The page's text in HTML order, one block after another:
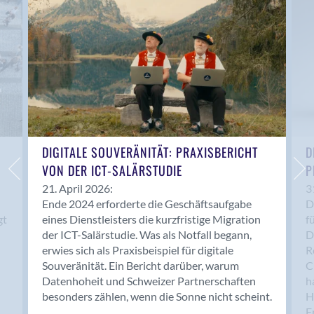
Anwil
Appenzell
Au SG
Baar
Baden
Balsthal
Balzers
Basel
Bassersdorf
Belp
Bendern
Benken (SG)
Bergdietikon
Berlin
Bern
Bern - Liebefeld
DIGITALE SOUVERÄNITÄT: PRAXISBERICHT
VON DER ICT-SALÄRSTUDIE
21. April 2026:
Ende 2024 erforderte die Geschäftsaufgabe
eines Dienstleisters die kurzfristige Migration
der ICT-Salärstudie. Was als Notfall begann,
erwies sich als Praxisbeispiel für digitale
Souveränität. Ein Bericht darüber, warum
Datenhoheit und Schweizer Partnerschaften
besonders zählen, wenn die Sonne nicht scheint.